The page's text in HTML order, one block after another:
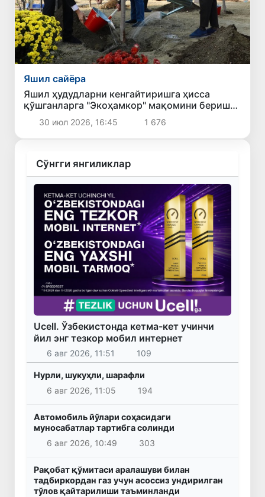
Яшил сайёра
Яшил ҳудудларни кенгайтиришга ҳисса
қўшганларга "Экоҳамкор" мақомини бериш
кўзда тутилмоқда
30 июл 2026, 16:45 1 676
Сўнгги янгиликлар
Ucell. Ўзбекистонда кетма-кет учинчи
йил энг тезкор мобил интернет
6 авг 2026, 11:51 109
Нурли, шукуҳли, шарафли
6 авг 2026, 11:05
194
Автомобиль йўлари соҳасидаги
муносабатлар тартибга солинди
6 авг 2026, 10:49
303
Рақобат қўмитаси аралашуви билан
тадбиркордан газ учун асоссиз ундирилган
тўлов қайтарилиши таъминланди